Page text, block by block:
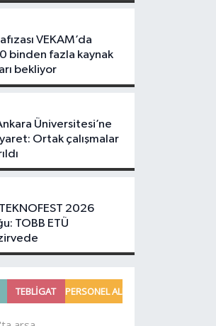
VEKAM’da
binden fazla kaynak
bekliyor
Üniversitesi’ne
Ortak çalışmalar
2026
TOBB ETÜ